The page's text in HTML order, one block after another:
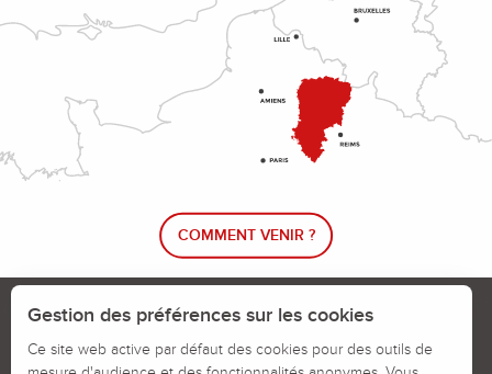
COMMENT VENIR ?
Le blog rando !
Calendrier des jours chassés
Gestion des préférences sur les cookies
Ce site web active par défaut des cookies pour des outils de